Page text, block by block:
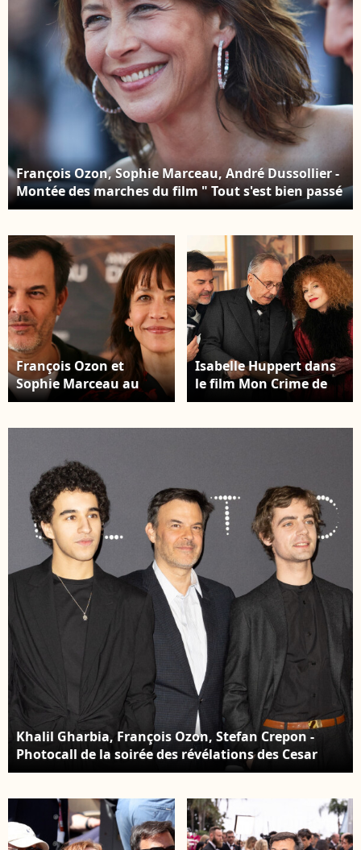
François Ozon, Sophie Marceau, André Dussollier -
Montée des marches du film " Tout s'est bien passé
" lors du 74ème Festival International du Film de
/ Bestimage
François Ozon et
Sophie Marceau au
photocall du film "Tout
2022. -
Isabelle Huppert dans
le film Mon Crime de
François Ozon
Khalil Gharbia, François Ozon, Stefan Crepon -
Photocall de la soirée des révélations des Cesar
2023 au Trianon à Paris le 16 janvier 2023. © Olivier